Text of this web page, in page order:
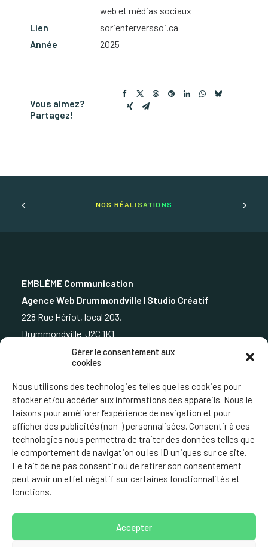
Gérer le consentement aux
cookies
Nous utilisons des technologies telles que les cookies pour
stocker et/ou accéder aux informations des appareils. Nous le
faisons pour améliorer l’expérience de navigation et pour
afficher des publicités (non-) personnalisées. Consentir à ces
technologies nous permettra de traiter des données telles que
le comportement de navigation ou les ID uniques sur ce site.
Le fait de ne pas consentir ou de retirer son consentement
peut avoir un effet négatif sur certaines fonctionnalités et
fonctions.
Accepter
web et médias sociaux
Lien
sorienterverssoi.ca
Année
2025
Vous aimez?
Partagez!
NOS RÉALISATIONS
EMBLÈME Communication
Agence Web Drummondville | Studio Créatif
228 Rue Hériot, local 203,
Drummondville J2C 1K1
819.850.3373
ÉCRIVEZ-NOUS
© 2024 Tous droits réservés.Qui a fait notre site vous
Clauses et conditions